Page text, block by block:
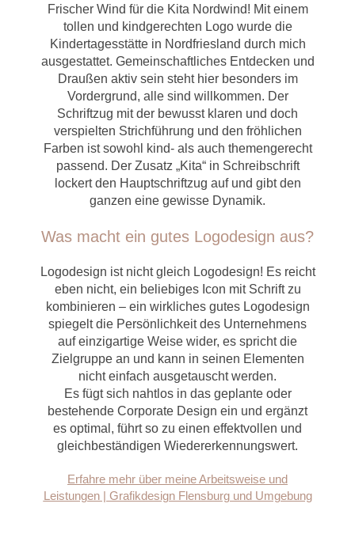
Frischer Wind für die Kita Nordwind! Mit einem
tollen und kindgerechten Logo wurde die
Kindertagesstätte in Nordfriesland durch mich
ausgestattet. Gemeinschaftliches Entdecken und
Draußen aktiv sein steht hier besonders im
Vordergrund, alle sind willkommen. Der
Schriftzug mit der bewusst klaren und doch
verspielten Strichführung und den fröhlichen
Farben ist sowohl kind- als auch themengerecht
passend. Der Zusatz „Kita“ in Schreibschrift
lockert den Hauptschriftzug auf und gibt den
ganzen eine gewisse Dynamik.
Was macht ein gutes Logodesign aus?
Logodesign ist nicht gleich Logodesign! Es reicht
eben nicht, ein beliebiges Icon mit Schrift zu
kombinieren – ein wirkliches gutes Logodesign
spiegelt die Persönlichkeit des Unternehmens
auf einzigartige Weise wider, es spricht die
Zielgruppe an und kann in seinen Elementen
nicht einfach ausgetauscht werden.
Es fügt sich nahtlos in das geplante oder
bestehende Corporate Design ein und ergänzt
es optimal, führt so zu einen effektvollen und
gleichbeständigen Wiedererkennungswert.
Erfahre mehr über meine Arbeitsweise und
Leistungen | Grafikdesign Flensburg und Umgebung